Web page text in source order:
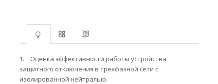
1.
Оценка эффективности работы устройства
защитного отключения в трехфазной сети с
изолированной нейтралью.